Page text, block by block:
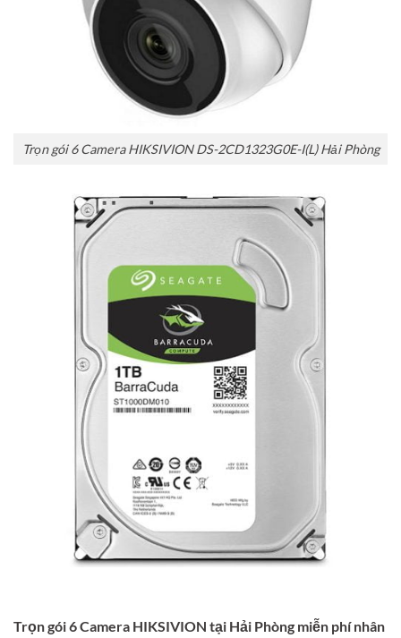
Trọn gói 6 Camera HIKSIVION DS-2CD1323G0E-I(L) Hải Phòng
Trọn gói 6 Camera HIKSIVION tại Hải Phòng miễn phí nhân